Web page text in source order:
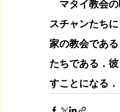
マタイ教会の
スチャンたち
家の教会であ
たちである．
すことになる．